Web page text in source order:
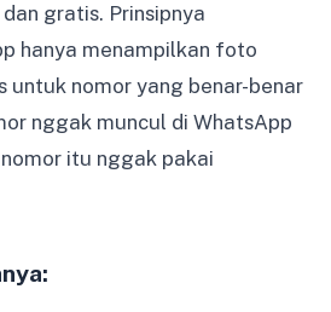
gratis. Prinsipnya
hanya menampilkan foto
untuk nomor yang benar-benar
nggak muncul di WhatsApp
itu nggak pakai